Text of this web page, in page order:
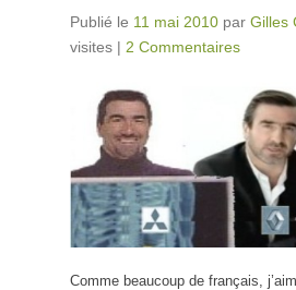
Publié le 11 mai 2010 par Gilles
visites | 2 Commentaires
Comme beaucoup de français,